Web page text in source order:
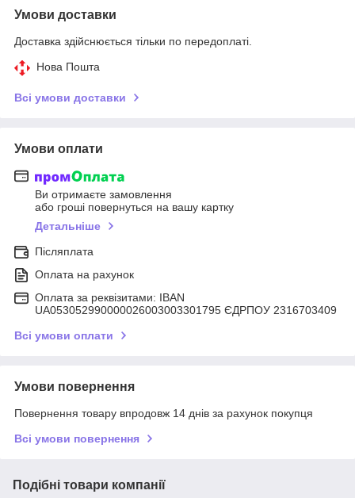
Умови доставки
Доставка здійснюється тільки по передоплаті.
Нова Пошта
Всі умови доставки
Умови оплати
Ви отримаєте замовлення
або гроші повернуться на вашу картку
Детальніше
Післяплата
Оплата на рахунок
Оплата за реквізитами: IBAN
UA053052990000026003003301795 ЄДРПОУ 2316703409
Всі умови оплати
Умови повернення
Повернення товару впродовж 14 днів за рахунок покупця
Всі умови повернення
Подібні товари компанії